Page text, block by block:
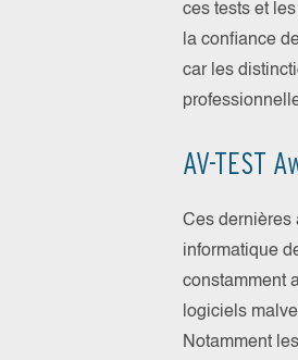
ces tests et
la confiance
car les
AV-TEST
Ces dernières
informatique
constamment
logiciels
Notamment